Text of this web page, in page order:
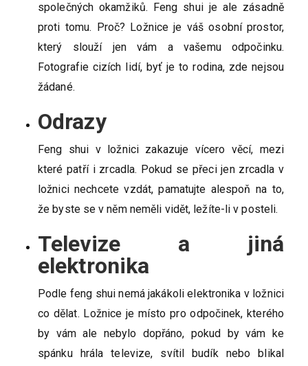
společných okamžiků. Feng shui je ale zásadně
proti tomu. Proč? Ložnice je váš osobní prostor,
který slouží jen vám a vašemu odpočinku.
Fotografie cizích lidí, byť je to rodina, zde nejsou
žádané.
Odrazy
Feng shui v ložnici zakazuje vícero věcí, mezi
které patří i zrcadla. Pokud se přeci jen zrcadla v
ložnici nechcete vzdát, pamatujte alespoň na to,
že byste se v něm neměli vidět, ležíte-li v posteli.
Televize a jiná
elektronika
Podle feng shui nemá jakákoli elektronika v ložnici
co dělat. Ložnice je místo pro odpočinek, kterého
by vám ale nebylo dopřáno, pokud by vám ke
spánku hrála televize, svítil budík nebo blikal